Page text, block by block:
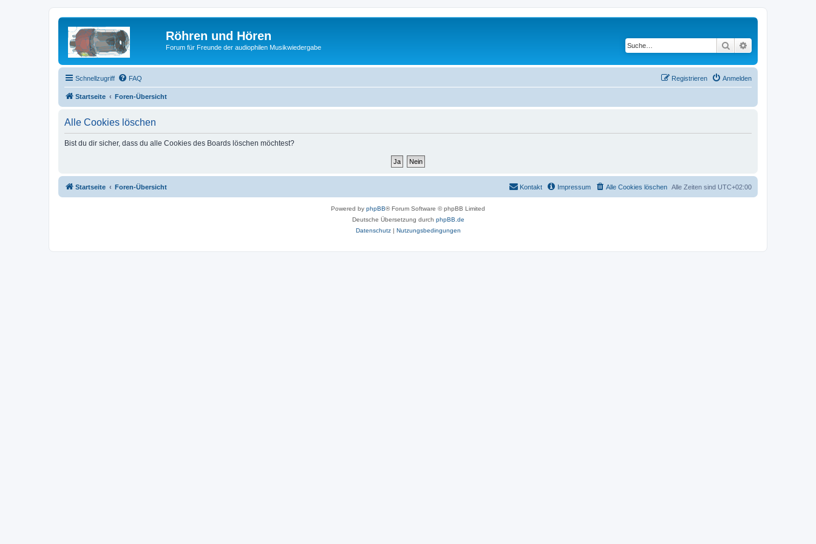
Röhren und Hören
Forum für Freunde der audiophilen Musikwiedergabe Suche
Schnellzugriff FAQ Anmelden
Registrieren
Startseite Foren-Übersicht
Alle Cookies löschen
Bist du dir sicher, dass du alle Cookies des Boards löschen möchtest?
Startseite Foren-Übersicht Alle Zeiten sind UTC+02:00
Alle Cookies löschen
Impressum
Kontakt
Powered by phpBB® Forum Software © phpBB Limited
Deutsche Übersetzung durch phpBB.de
Datenschutz| Nutzungsbedingungen